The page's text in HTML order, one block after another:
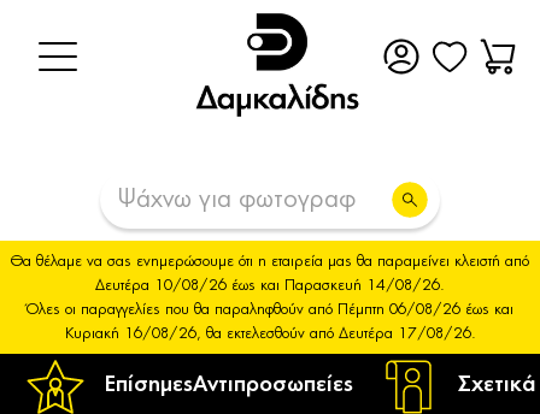
ΕπίσημεςΑντιπροσωπείες
Θα θέλαμε να σας ενημερώσουμε ότι η εταιρεία μας θα παραμείνει κλειστή από
Δευτέρα 10/08/26 έως και Παρασκευή 14/08/26.
Όλες οι παραγγελίες που θα παραληφθούν από Πέμπτη 06/08/26 έως και
Κυριακή 16/08/26, θα εκτελεσθούν από Δευτέρα 17/08/26.